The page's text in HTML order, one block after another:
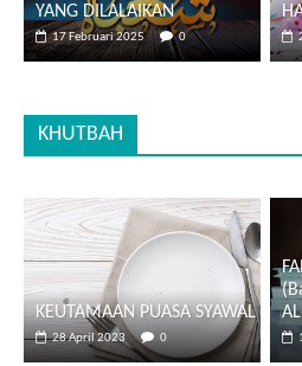
YANG DILALAIKAN
17 Februari 2025 0
KHUTBAH
KEUTAMAAN PUASA SYAWAL
28 April 2023 0